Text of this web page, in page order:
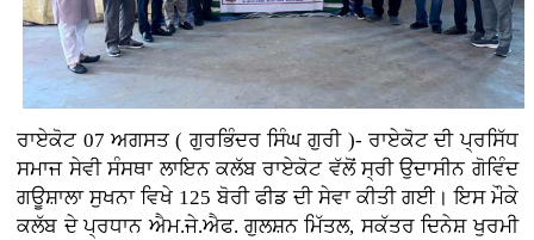
ਰਾਏਕੋਟ 07 ਅਗਸਤ ( ਗੁਰਭਿੰਦਰ ਸਿੰਘ ਗੁਰੀ )- ਰਾਏਕੋਟ ਦੀ ਪ੍ਰਸਿੱਧ
ਸਮਾਜ ਸੇਵੀ ਸੰਸਥਾ ਲਾਇਨ ਕਲੱਬ ਰਾਏਕੋਟ ਵੱਲੋਂ ਸ੍ਰੀ ਉਦਾਸੀਨ ਗੋਵਿੰਦ
ਗਊਸ਼ਾਲਾ ਸੁਖਨਾ ਵਿਖੇ 125 ਬੋਰੀ ਫੀਡ ਦੀ ਸੇਵਾ ਕੀਤੀ ਗਈ। ਇਸ ਮੌਕੇ
ਕਲੱਬ ਦੇ ਪ੍ਰਧਾਨ ਐਮ.ਜੇ.ਐਫ. ਗੁਲਸ਼ਨ ਮਿੱਤਲ, ਸਕੱਤਰ ਦਿਨੇਸ਼ ਖੁਰਮੀ